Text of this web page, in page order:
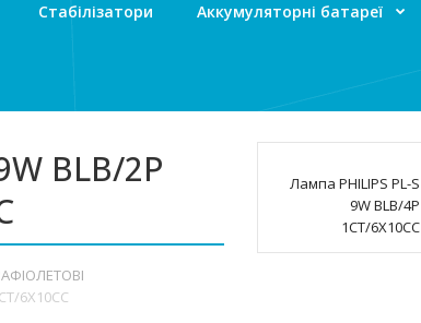
Стабілізатори Аккумуляторні батареї
BLB/2P
6X10CC
Лампа PHILIPS PL-S
9W BLB/4P
1CT/6X10CC